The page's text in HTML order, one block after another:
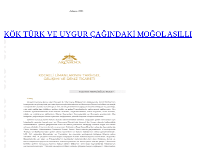
KÖK TÜRK VE UYGUR ÇAĞINDAKİ MOĞOL ASILLI